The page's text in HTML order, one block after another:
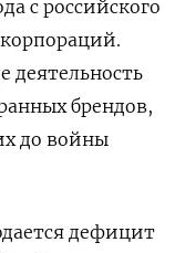
с российского
деятельность
брендов,
до войны
дефицит